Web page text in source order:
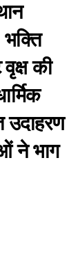
की
ने भाग